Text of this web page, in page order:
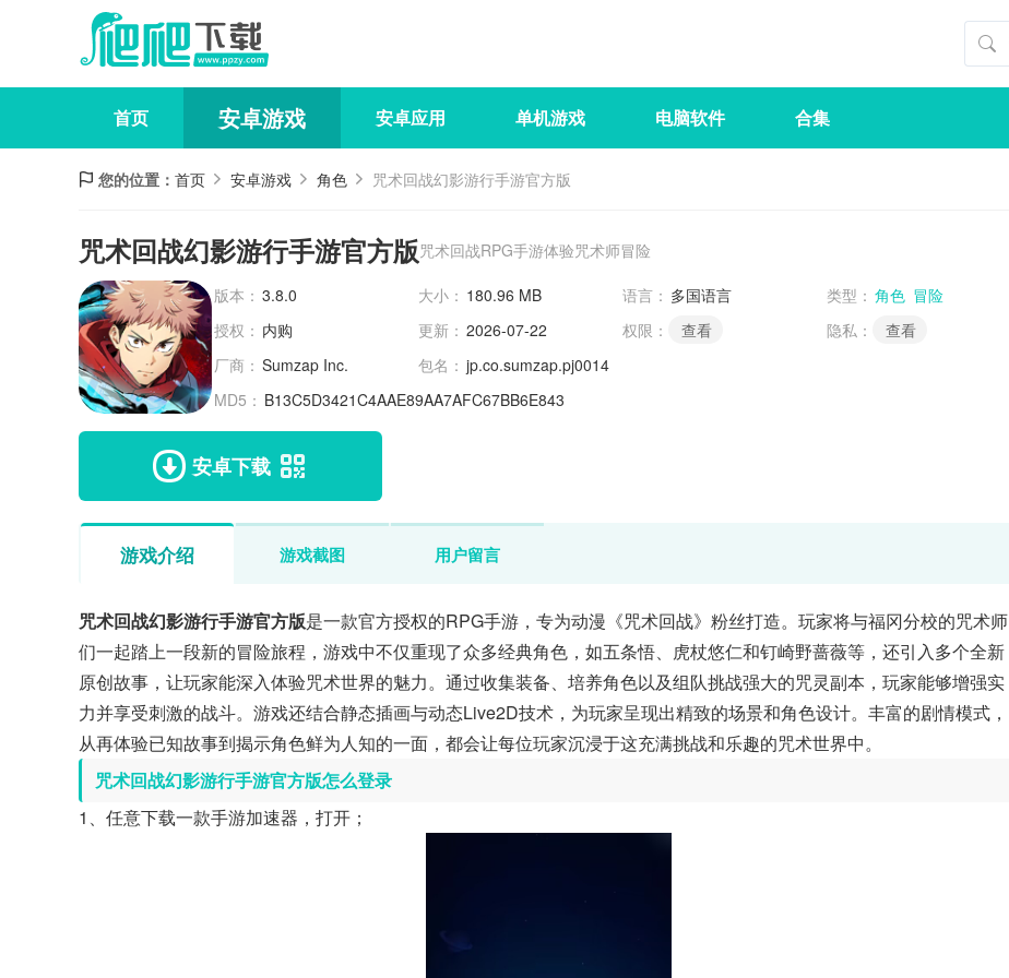
首页 安卓游戏 安卓应用 单机游戏 电脑软件 合集
您的位置： 首页 安卓游戏 角色 咒术回战幻影游行手游官方版
咒术回战幻影游行手游官方版咒术回战RPG手游体验咒术师冒险
版本： 3.8.0 大小： 180.96 MB 语言： 多国语言 类型： 角色 冒险
授权： 内购 更新： 2026-07-22 权限： 查看 隐私：
查看
厂商： Sumzap Inc. 包名： jp.co.sumzap.pj0014
MD5： B13C5D3421C4AAE89AA7AFC67BB6E843
安卓下载
游戏介绍 游戏截图 用户留言
咒术回战幻影游行手游官方版是一款官方授权的RPG手游，专为动漫《咒术回战》粉丝打造。玩家将与福冈分校的咒术师
们一起踏上一段新的冒险旅程，游戏中不仅重现了众多经典角色，如五条悟、虎杖悠仁和钉崎野蔷薇等，还引入多个全新
原创故事，让玩家能深入体验咒术世界的魅力。通过收集装备、培养角色以及组队挑战强大的咒灵副本，玩家能够增强实
力并享受刺激的战斗。游戏还结合静态插画与动态Live2D技术，为玩家呈现出精致的场景和角色设计。丰富的剧情模式，
从再体验已知故事到揭示角色鲜为人知的一面，都会让每位玩家沉浸于这充满挑战和乐趣的咒术世界中。
咒术回战幻影游行手游官方版怎么登录
1、任意下载一款手游加速器，打开；